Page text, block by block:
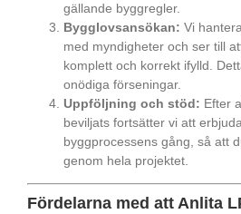
gällande byggregler.
Bygglovsansökan: Vi
med myndigheter och ser till
komplett och korrekt ifylld.
onödiga förseningar.
Uppföljning och stöd: Efter
beviljats fortsätter vi att
byggprocessens gång, så att
genom hela projektet.
Fördelarna med att Anlita